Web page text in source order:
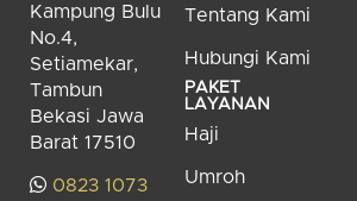
Kampung Bulu
No.4,
Setiamekar,
Tambun
Bekasi Jawa
Barat 17510
0823 1073
Tentang Kami
Hubungi Kami
PAKET
LAYANAN
Haji
Umroh